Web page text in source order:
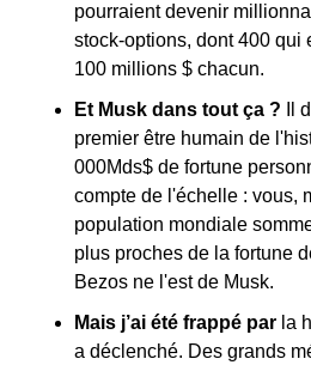
pourraient devenir
stock-options, dont 400 qui
100 millions $ chacun.
Et Musk dans tout ça ? Il
premier être humain de
000Mds$ de fortune
compte de l'échelle : vous,
population mondiale
plus proches de la fortune
Bezos ne l'est de Musk.
Mais j’ai été frappé par la
a déclenché. Des grands